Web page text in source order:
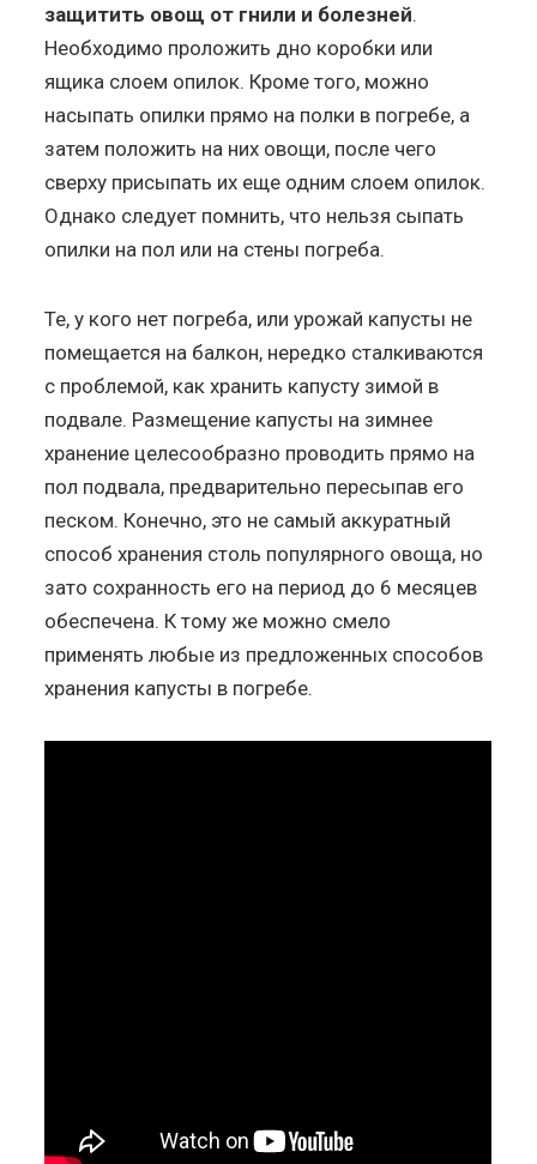
защитить овощ от гнили и болезней.
Необходимо проложить дно коробки или
ящика слоем опилок. Кроме того, можно
насыпать опилки прямо на полки в погребе, а
затем положить на них овощи, после чего
сверху присыпать их еще одним слоем опилок.
Однако следует помнить, что нельзя сыпать
опилки на пол или на стены погреба.
Те, у кого нет погреба, или урожай капусты не
помещается на балкон, нередко сталкиваются
с проблемой, как хранить капусту зимой в
подвале. Размещение капусты на зимнее
хранение целесообразно проводить прямо на
пол подвала, предварительно пересыпав его
песком. Конечно, это не самый аккуратный
способ хранения столь популярного овоща, но
зато сохранность его на период до 6 месяцев
обеспечена. К тому же можно смело
применять любые из предложенных способов
хранения капусты в погребе.